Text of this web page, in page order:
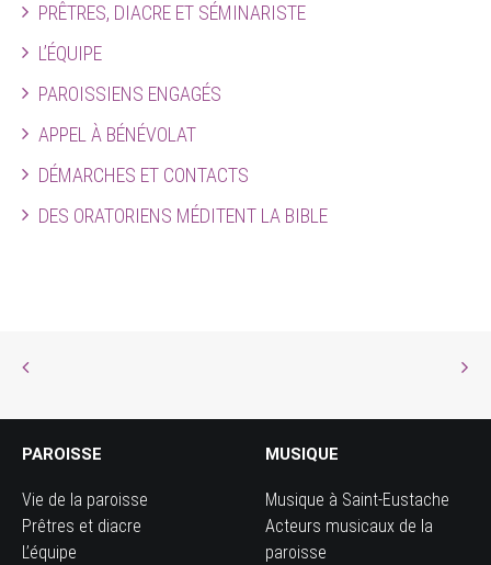
PRÊTRES, DIACRE ET SÉMINARISTE
L’ÉQUIPE
PAROISSIENS ENGAGÉS
APPEL À BÉNÉVOLAT
DÉMARCHES ET CONTACTS
DES ORATORIENS MÉDITENT LA BIBLE
PAROISSE
Vie de la paroisse
Prêtres et diacre
L’équipe
MUSIQUE
Musique à Saint-Eustache
Acteurs musicaux de la
paroisse